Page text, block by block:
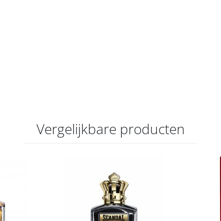
Vergelijkbare producten